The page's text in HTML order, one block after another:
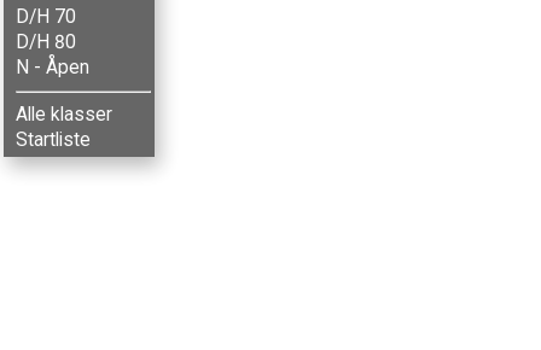
D/H 70
D/H 80
N - Åpen
Alle klasser
Startliste